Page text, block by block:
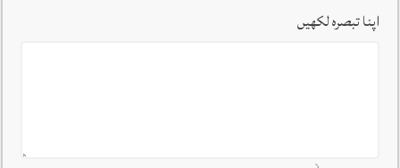
اپنا تبصرہ لکھیں